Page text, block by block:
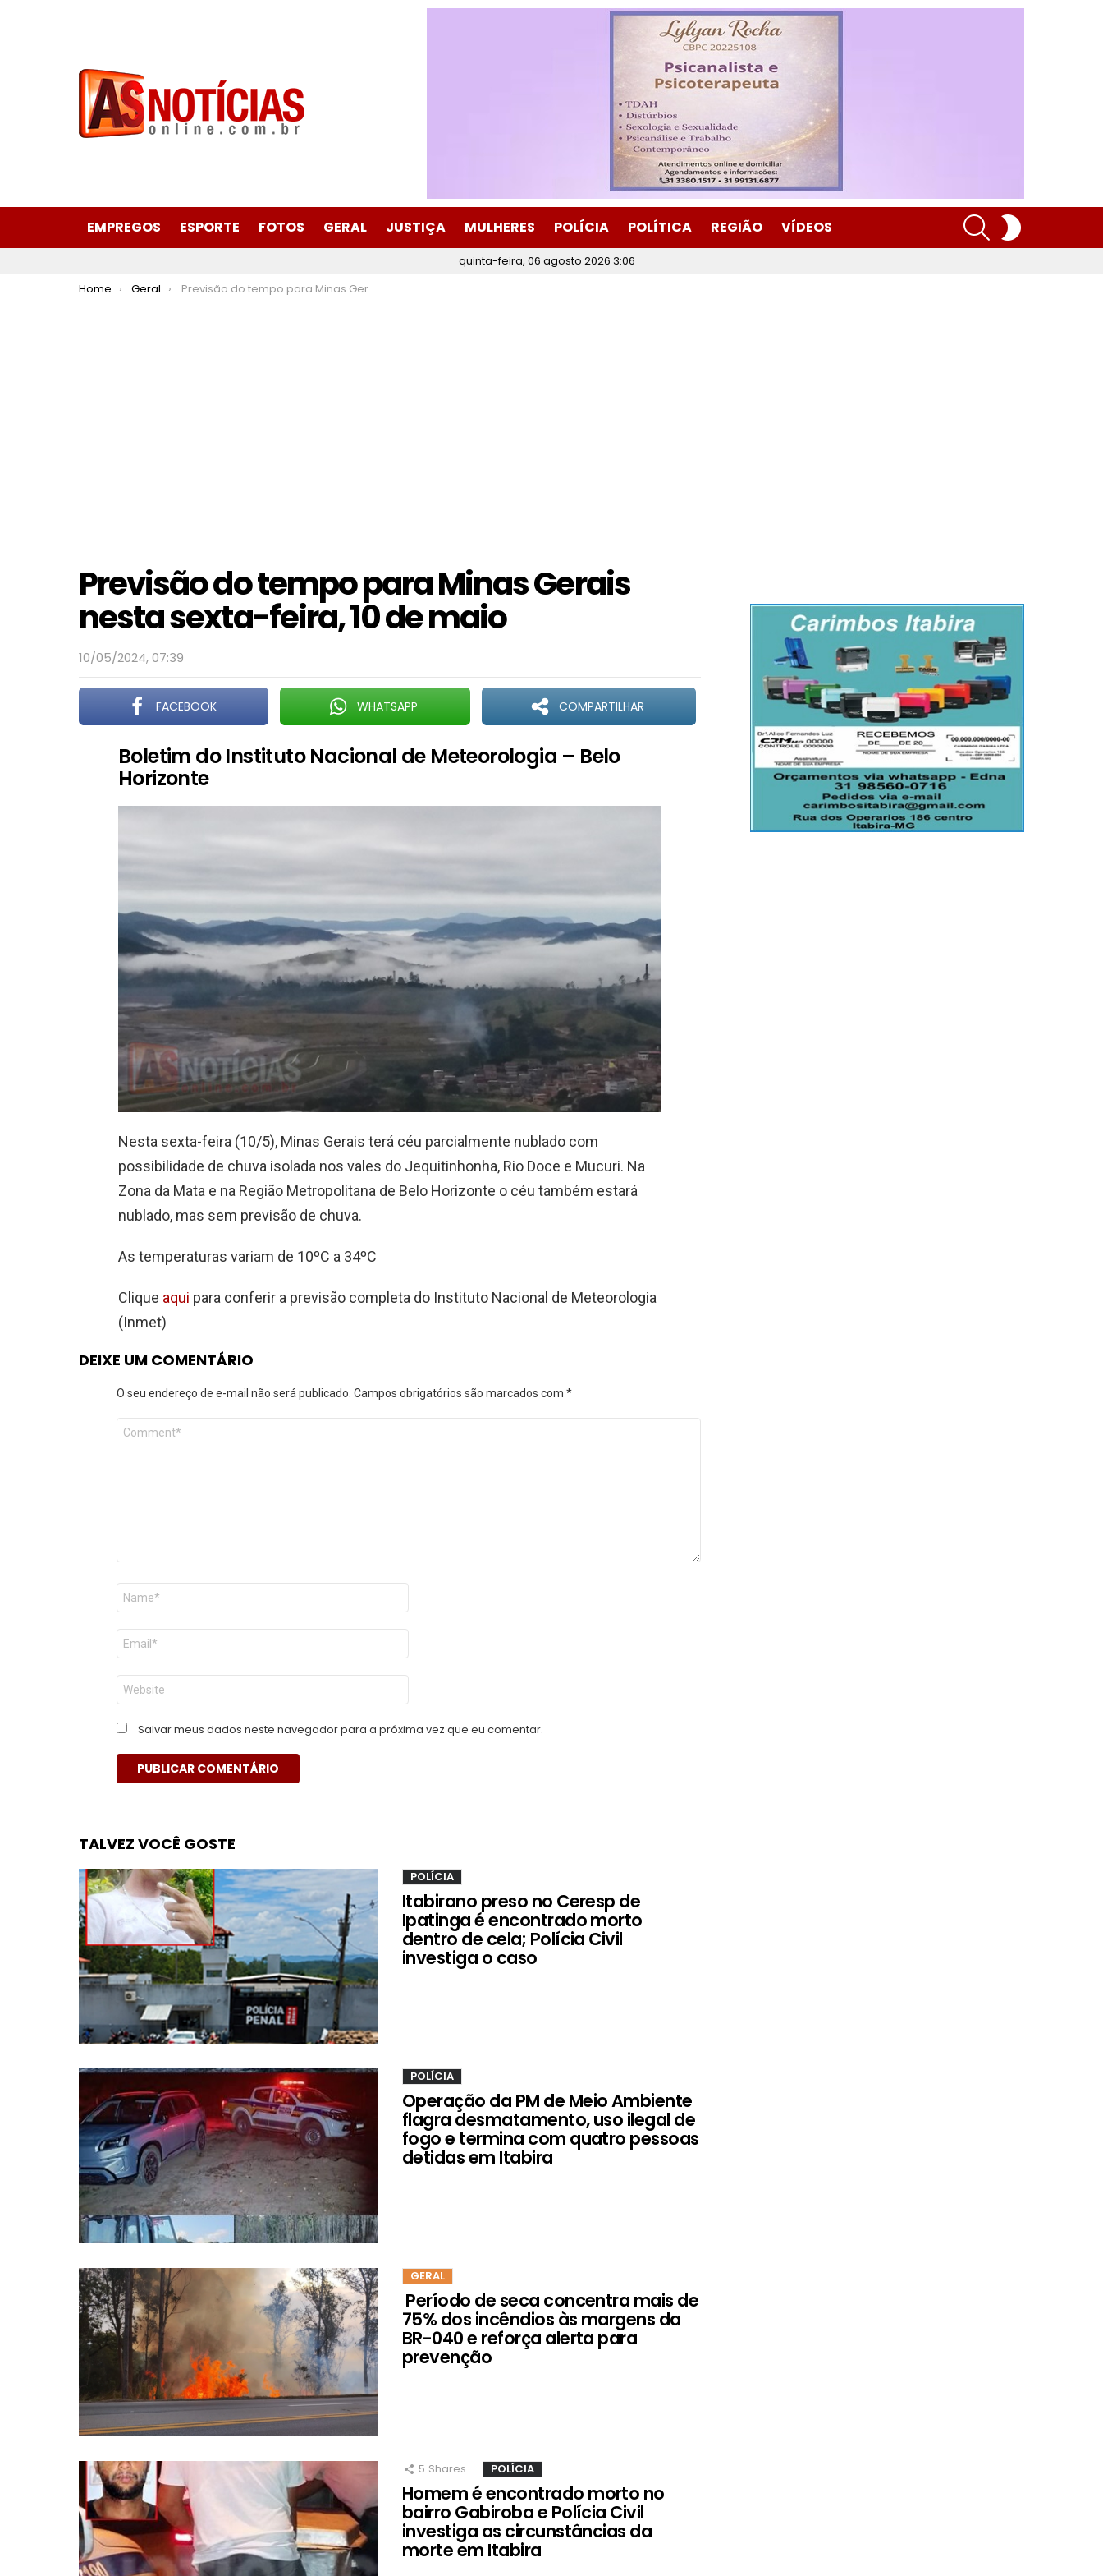
EMPREGOS ESPORTE FOTOS GERAL JUSTIÇA MULHERES POLÍCIA POLÍTICA REGIÃO VÍDEOS
SEARCH
quinta-feira, 06 agosto 2026 3:06
You are here:
Home Geral Previsão do tempo para Minas Gerais nesta sexta-feira, 10 de maio
Previsão do tempo para Minas Gerais
nesta sexta-feira, 10 de maio
10/05/2024, 07:39
FACEBOOK WHATSAPP COMPARTILHAR
Boletim do Instituto Nacional de Meteorologia – Belo
Horizonte
Nesta sexta-feira (10/5), Minas Gerais terá céu parcialmente nublado com
possibilidade de chuva isolada nos vales do Jequitinhonha, Rio Doce e Mucuri. Na
Zona da Mata e na Região Metropolitana de Belo Horizonte o céu também estará
nublado, mas sem previsão de chuva.
As temperaturas variam de 10ºC a 34ºC
Clique aqui para conferir a previsão completa do Instituto Nacional de Meteorologia
(Inmet)
DEIXE UM COMENTÁRIO
O seu endereço de e-mail não será publicado. Campos obrigatórios são marcados com *
Comentário
Nome
E-
mail
*
Site
Salvar meus dados neste navegador para a próxima vez que eu comentar.
TALVEZ VOCÊ GOSTE
POLÍCIA
Itabirano preso no Ceresp de
Ipatinga é encontrado morto
dentro de cela; Polícia Civil
investiga o caso
POLÍCIA
Operação da PM de Meio Ambiente
flagra desmatamento, uso ilegal de
fogo e termina com quatro pessoas
detidas em Itabira
GERAL
Período de seca concentra mais de
75% dos incêndios às margens da
BR-040 e reforça alerta para
prevenção
5 Shares POLÍCIA
Homem é encontrado morto no
bairro Gabiroba e Polícia Civil
investiga as circunstâncias da
morte em Itabira